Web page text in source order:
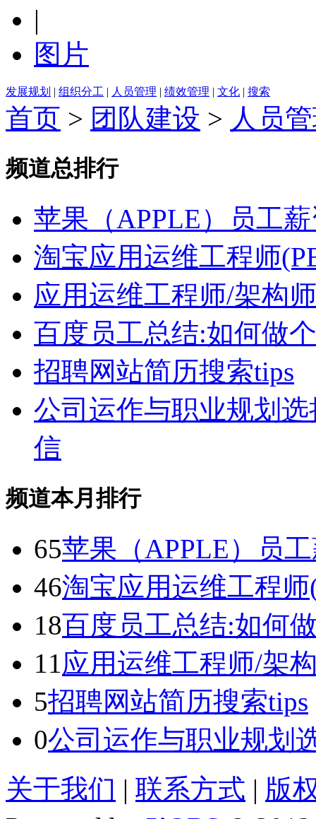
|
图片
发展规划 | 组织分工 | 人员管理 | 绩效管理 | 文化 | 搜索
首页 > 团队建设 > 人员
频道总排行
苹果（APPLE）员工
淘宝应用运维工程师
应用运维工程师/架构
百度员工总结:如何做
招聘网站简历搜索tips
公司运作与职业规划
信
频道本月排行
65苹果（APPLE）员
46淘宝应用运维工程师
18百度员工总结:如何
11应用运维工程师/架
5招聘网站简历搜索tips
0公司运作与职业规划
关于我们 | 联系方式 | 版